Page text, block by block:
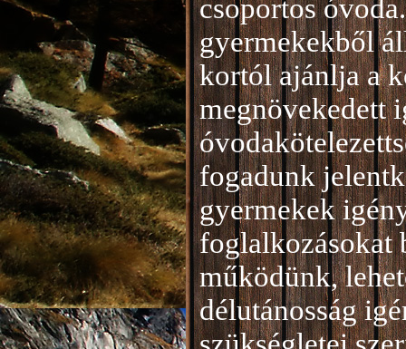
csoportos
gyermekekből
kortól ajánlja a
megnövekedett
fogadunk
gyermekek
foglalkozásokat
működünk,
délutánosság